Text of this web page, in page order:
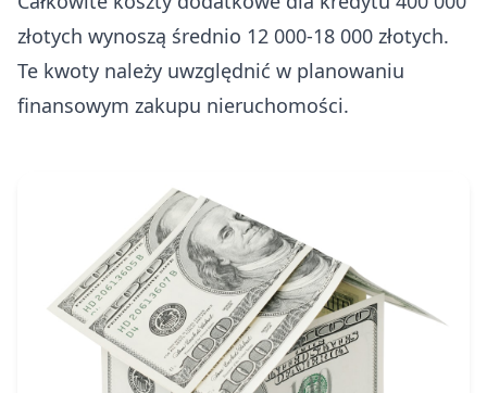
złotych wynoszą średnio 12 000-18 000 złotych.
Te kwoty należy uwzględnić w planowaniu
finansowym zakupu nieruchomości.